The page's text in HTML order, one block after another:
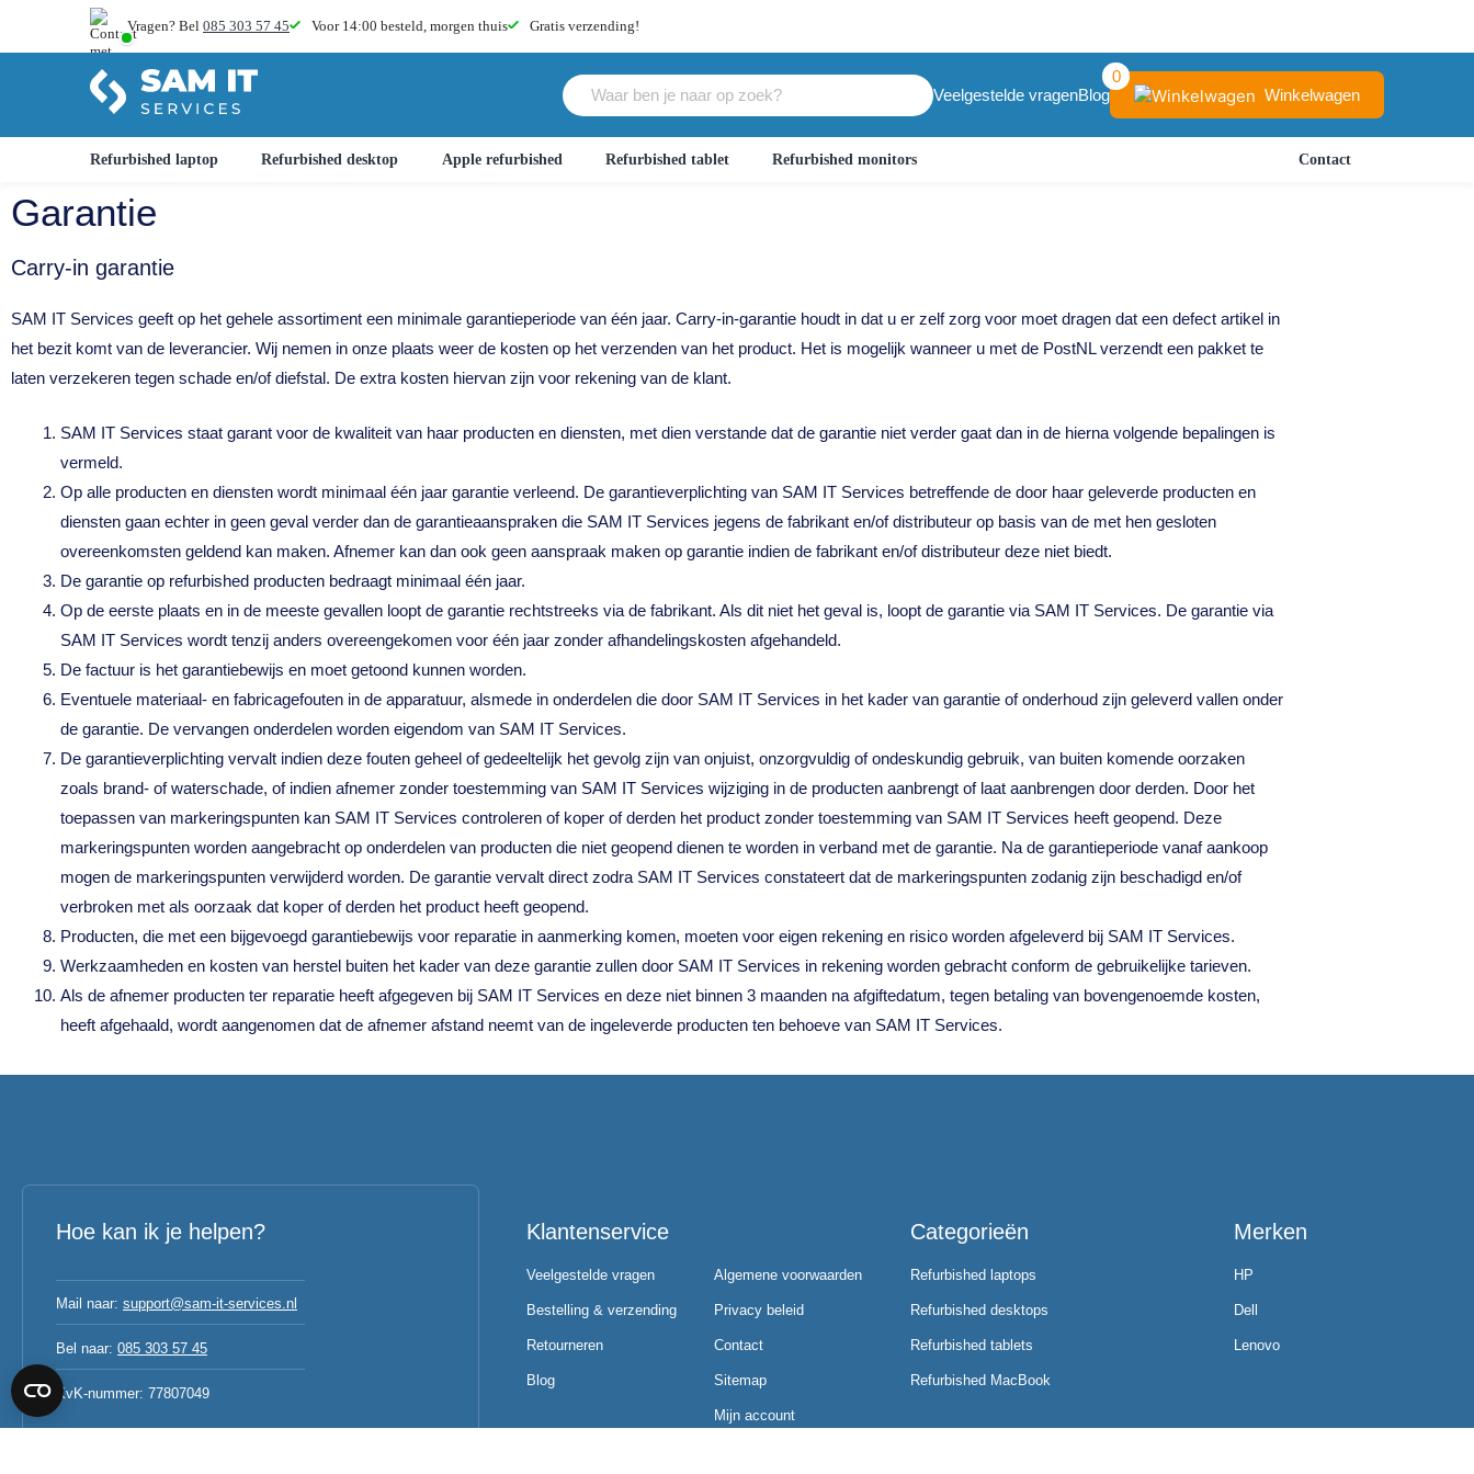
Vragen? Bel 085 303 57 45 Voor 14:00 besteld, morgen thuis Gratis verzending!
Veelgestelde vragenBlog
0
Winkelwagen
Refurbished laptop Refurbished desktop Apple refurbished Refurbished tablet Refurbished monitors Contact
Garantie
Carry-in garantie
SAM IT Services geeft op het gehele assortiment een minimale garantieperiode van één jaar. Carry-in-garantie houdt in dat u er zelf zorg voor moet dragen dat een defect artikel in
het bezit komt van de leverancier. Wij nemen in onze plaats weer de kosten op het verzenden van het product. Het is mogelijk wanneer u met de PostNL verzendt een pakket te
laten verzekeren tegen schade en/of diefstal. De extra kosten hiervan zijn voor rekening van de klant.
SAM IT Services staat garant voor de kwaliteit van haar producten en diensten, met dien verstande dat de garantie niet verder gaat dan in de hierna volgende bepalingen is
vermeld.
Op alle producten en diensten wordt minimaal één jaar garantie verleend. De garantieverplichting van SAM IT Services betreffende de door haar geleverde producten en
diensten gaan echter in geen geval verder dan de garantieaanspraken die SAM IT Services jegens de fabrikant en/of distributeur op basis van de met hen gesloten
overeenkomsten geldend kan maken. Afnemer kan dan ook geen aanspraak maken op garantie indien de fabrikant en/of distributeur deze niet biedt.
De garantie op refurbished producten bedraagt minimaal één jaar.
Op de eerste plaats en in de meeste gevallen loopt de garantie rechtstreeks via de fabrikant. Als dit niet het geval is, loopt de garantie via SAM IT Services. De garantie via
SAM IT Services wordt tenzij anders overeengekomen voor één jaar zonder afhandelingskosten afgehandeld.
De factuur is het garantiebewijs en moet getoond kunnen worden.
Eventuele materiaal- en fabricagefouten in de apparatuur, alsmede in onderdelen die door SAM IT Services in het kader van garantie of onderhoud zijn geleverd vallen onder
de garantie. De vervangen onderdelen worden eigendom van SAM IT Services.
De garantieverplichting vervalt indien deze fouten geheel of gedeeltelijk het gevolg zijn van onjuist, onzorgvuldig of ondeskundig gebruik, van buiten komende oorzaken
zoals brand- of waterschade, of indien afnemer zonder toestemming van SAM IT Services wijziging in de producten aanbrengt of laat aanbrengen door derden. Door het
toepassen van markeringspunten kan SAM IT Services controleren of koper of derden het product zonder toestemming van SAM IT Services heeft geopend. Deze
markeringspunten worden aangebracht op onderdelen van producten die niet geopend dienen te worden in verband met de garantie. Na de garantieperiode vanaf aankoop
mogen de markeringspunten verwijderd worden. De garantie vervalt direct zodra SAM IT Services constateert dat de markeringspunten zodanig zijn beschadigd en/of
verbroken met als oorzaak dat koper of derden het product heeft geopend.
Producten, die met een bijgevoegd garantiebewijs voor reparatie in aanmerking komen, moeten voor eigen rekening en risico worden afgeleverd bij SAM IT Services.
Werkzaamheden en kosten van herstel buiten het kader van deze garantie zullen door SAM IT Services in rekening worden gebracht conform de gebruikelijke tarieven.
Als de afnemer producten ter reparatie heeft afgegeven bij SAM IT Services en deze niet binnen 3 maanden na afgiftedatum, tegen betaling van bovengenoemde kosten,
heeft afgehaald, wordt aangenomen dat de afnemer afstand neemt van de ingeleverde producten ten behoeve van SAM IT Services.
Hoe kan ik je helpen?
Mail naar: support@sam-it-services.nl
Bel naar: 085 303 57 45
KvK-nummer: 77807049
Klantenservice
Veelgestelde vragen
Bestelling & verzending
Retourneren
Blog
Algemene voorwaarden
Privacy beleid
Contact
Sitemap
Mijn account
Categorieën
Refurbished laptops
Refurbished desktops
Refurbished tablets
Refurbished MacBook
Merken
HP
Dell
Lenovo